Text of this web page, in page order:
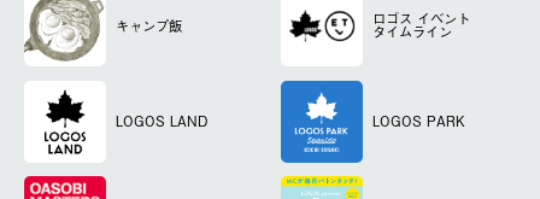
キャンプ飯 ロゴス イベント
タイムライン
LOGOS LAND LOGOS PARK